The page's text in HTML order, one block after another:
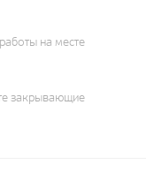
на месте
закрывающие